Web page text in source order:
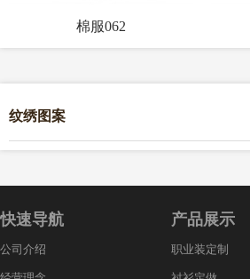
棉服062
纹绣图案
快速导航
公司介绍
产品展示
职业装定制